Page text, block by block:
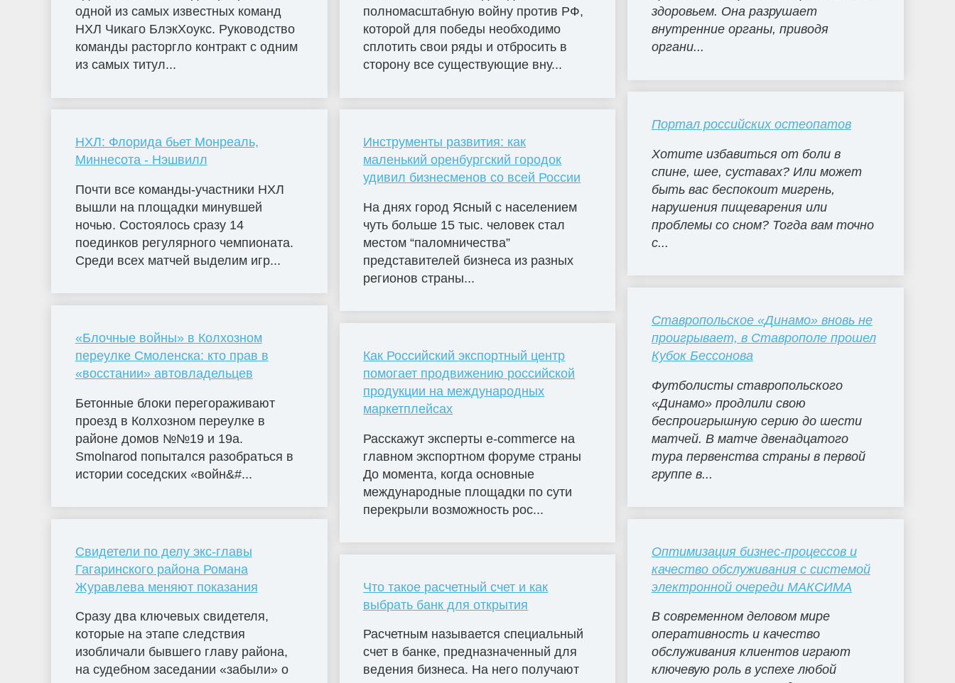
одной из самых известных команд
НХЛ Чикаго БлэкХоукс. Руководство
команды расторгло контракт с одним
из самых титул...
НХЛ: Флорида бьет Монреаль,
Миннесота - Нэшвилл
Почти все команды-участники НХЛ
вышли на площадки минувшей
ночью. Состоялось сразу 14
поединков регулярного чемпионата.
Среди всех матчей выделим игр...
«Блочные войны» в Колхозном
переулке Смоленска: кто прав в
«восстании» автовладельцев
Бетонные блоки перегораживают
проезд в Колхозном переулке в
районе домов №№19 и 19а.
Smolnarod попытался разобраться в
истории соседских «войн&#...
Свидетели по делу экс-главы
Гагаринского района Романа
Журавлева меняют показания
Сразу два ключевых свидетеля,
которые на этапе следствия
изобличали бывшего главу района,
на судебном заседании «забыли» о
полномасштабную войну против РФ,
которой для победы необходимо
сплотить свои ряды и отбросить в
сторону все существующие вну...
Инструменты развития: как
маленький оренбургский городок
удивил бизнесменов со всей России
На днях город Ясный с населением
чуть больше 15 тыс. человек стал
местом “паломничества”
представителей бизнеса из разных
регионов страны...
Как Российский экспортный центр
помогает продвижению российской
продукции на международных
маркетплейсах
Расскажут эксперты e-commerce на
главном экспортном форуме страны
До момента, когда основные
международные площадки по сути
перекрыли возможность рос...
Что такое расчетный счет и как
выбрать банк для открытия
Расчетным называется специальный
счет в банке, предназначенный для
ведения бизнеса. На него получают
здоровьем. Она разрушает
внутренние органы, приводя
органи...
Портал российских остеопатов
Хотите избавиться от боли в
спине, шее, суставах? Или может
быть вас беспокоит мигрень,
нарушения пищеварения или
проблемы со сном? Тогда вам точно
с...
Ставропольское «Динамо» вновь не
проигрывает, в Ставрополе прошел
Кубок Бессонова
Футболисты ставропольского
«Динамо» продлили свою
беспроигрышную серию до шести
матчей. В матче двенадцатого
тура первенства страны в первой
группе в...
Оптимизация бизнес-процессов и
качество обслуживания с системой
электронной очереди МАКСИМА
В современном деловом мире
оперативность и качество
обслуживания клиентов играют
ключевую роль в успехе любой